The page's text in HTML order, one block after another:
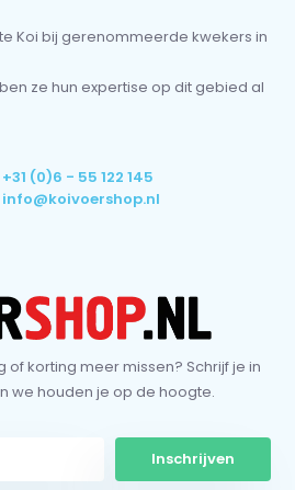
Koi bij gerenommeerde kwekers in
ze hun expertise op dit gebied al
+31 (0)6 - 55 122 145
info@koivoershop.nl
korting meer missen? Schrijf je in
we houden je op de hoogte.
Inschrijven